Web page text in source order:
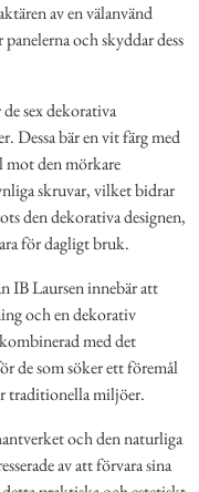
av en välanvänd
och skyddar dess
sex dekorativa
Dessa bär en vit färg med
mot den mörkare
skruvar, vilket bidrar
den dekorativa designen,
för dagligt bruk.
IB Laursen innebär att
och en dekorativ
med det
de som söker ett föremål
traditionella miljöer.
och den naturliga
av att förvara sina